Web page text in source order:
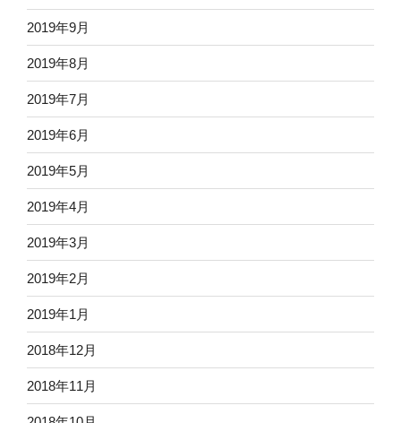
2019年9月
2019年8月
2019年7月
2019年6月
2019年5月
2019年4月
2019年3月
2019年2月
2019年1月
2018年12月
2018年11月